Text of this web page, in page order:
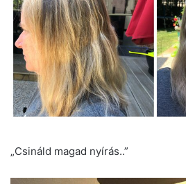
„Csináld magad nyírás..”